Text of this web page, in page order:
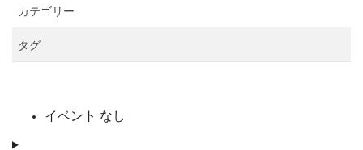
カテゴリー
タグ
イベント なし